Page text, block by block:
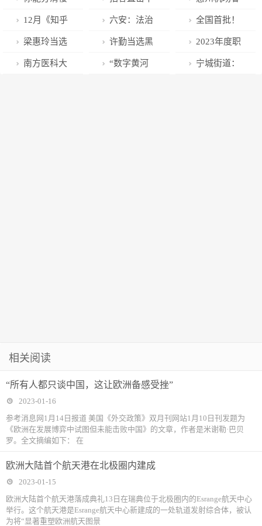
桃和车厘子
吗？为什么车
厘子比樱桃贵
来看雪！四川
多地加入“下雪
群聊”
运机票特惠合
辑，最低328
元起！
12月《知乎
政务媒体机构
号月度影响力
六安：法治
力量守护皋城
青绿
全国首批！
南方医科大学
第五附属医院
梁惠玲当选
黑龙江省省长
许勤当选黑
龙江省人大常
2023年度职
业资格考试时
南方医科大 “数字黄河 宁城街道：
相关阅读
“所有人都只谈中国，这让欧洲备感受挫”
2023-01-16
参考消息网1月14日报道 美国《外交政策》双月刊网站1月10日刊发题为
《欧洲在发展博弈中试图但未能击败中国》的文章，作者是米谢勒·巴贝
罗。全文摘编如下： 在
欧洲大陆首个航天港在北极圈内建成
2023-01-15
欧洲大陆首个航天港落成典礼13日在瑞典位于北极圈内的Esrange航天中心
举行。这个航天港是Esrange航天中心新建成的一处轨道发射综合体，被认
为将“显著重塑欧洲航天图景